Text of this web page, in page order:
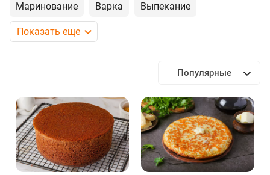
Маринование Варка Выпекание
Показать еще
Популярные